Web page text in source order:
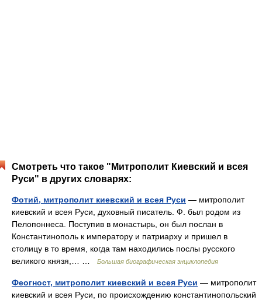
Смотреть что такое "Митрополит Киевский и всея
Руси" в других словарях:
Фотий, митрополит киевский и всея Руси — митрополит
киевский и всея Руси, духовный писатель. Ф. был родом из
Пелопоннеса. Поступив в монастырь, он был послан в
Константинополь к императору и патриарху и пришел в
столицу в то время, когда там находились послы русского
великого князя,… …
Большая биографическая энциклопедия
Феогност, митрополит киевский и всея Руси — митрополит
киевский и всея Руси, по происхождению константинопольский